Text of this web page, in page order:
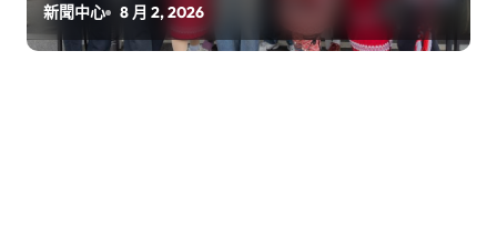
新聞中心 8 月 2, 2026